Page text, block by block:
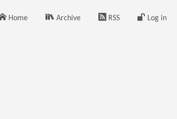
Home Archive RSS Log in